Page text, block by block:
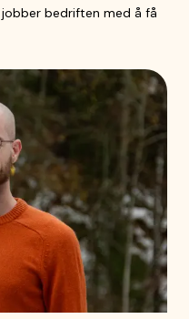
bedriften med å få